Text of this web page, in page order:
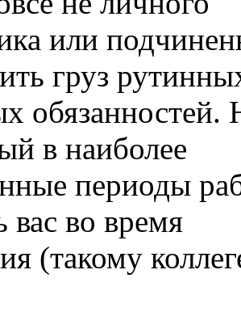
или
груз
в наиболее
периоды
вас во время
(такому